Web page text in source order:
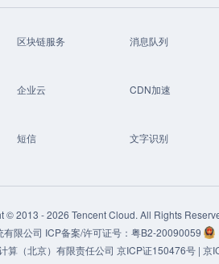
区块链服务 消息队列
企业云 CDN加速
短信 文字识别
© 2013 -2026 Tencent Cloud. All Rights
限公司 ICP备案/许可证号： 粤B2-20090059
算（北京）有限责任公司 京ICP证150476号 | 京